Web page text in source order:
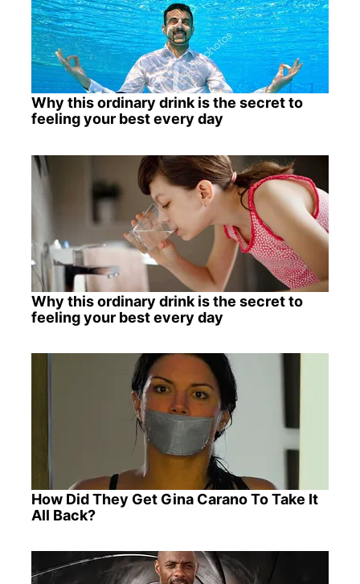
Why this ordinary drink is the secret to
feeling your best every day
Why this ordinary drink is the secret to
feeling your best every day
How Did They Get Gina Carano To Take It
All Back?